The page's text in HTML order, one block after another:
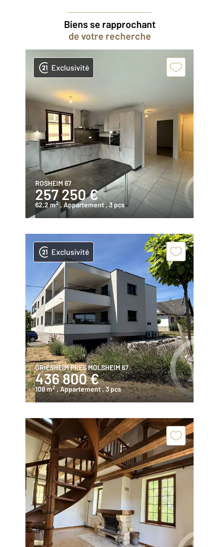
Biens se rapprochant
de votre recherche
Exclusivité
ROSHEIM 67
257 250 €
62,2 m2 , Appartement, 3 pcs
Exclusivité
GRIESHEIM PRES MOLSHEIM 67
436 800 €
108 m2 , Appartement, 3 pcs